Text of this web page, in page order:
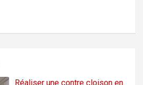
Réaliser une contre cloison en